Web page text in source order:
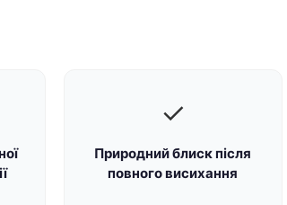
✓
Природний блиск після
повного висихання